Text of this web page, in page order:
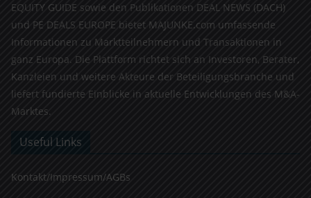
EQUITY GUIDE sowie den Publikationen DEAL NEWS (DACH)
und PE DEALS EUROPE bietet MAJUNKE.com umfassende
Informationen zu Marktteilnehmern und Transaktionen in
ganz Europa. Die Plattform richtet sich an Investoren, Berater,
Kanzleien und weitere Akteure der Beteiligungsbranche und
liefert fundierte Einblicke in aktuelle Entwicklungen des M&A-
Marktes.
Useful Links
Kontakt/Impressum/AGBs